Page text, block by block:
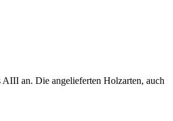
an. Die angelieferten Holzarten, auch